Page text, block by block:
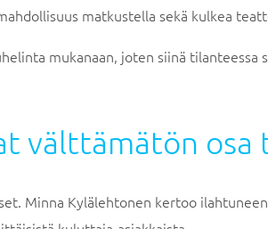
matkustella sekä kulkea
mukanaan, joten siinä
välttämätön osa
Minna Kylälehtonen kertoo